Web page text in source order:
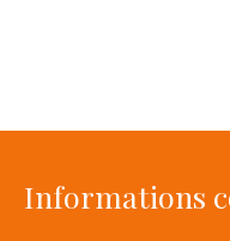
Informations